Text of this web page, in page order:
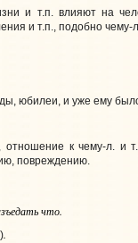
и т.п. влияют на
и т.п., подобно
юбилеи, и уже ему
отношение к чему‑л.
повреждению.
что.
.